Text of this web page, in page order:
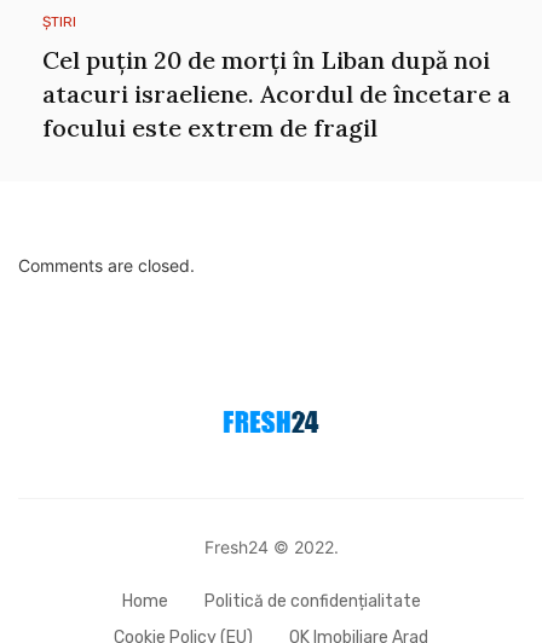
ȘTIRI
Cel puțin 20 de morți în Liban după noi
atacuri israeliene. Acordul de încetare a
focului este extrem de fragil
Comments are closed.
Fresh24 © 2022.
Home
Politică de confidențialitate
Cookie Policy (EU)
OK Imobiliare Arad